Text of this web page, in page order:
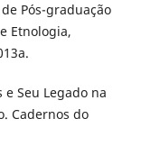
Pós-graduação
Etnologia,
e Seu Legado na
Cadernos do